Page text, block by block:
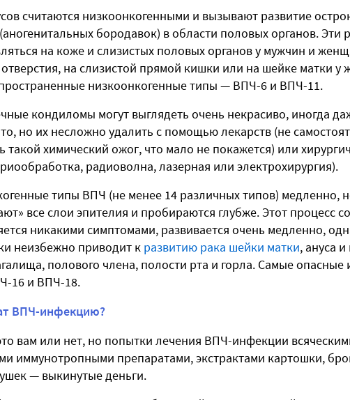
считаются низкоонкогенными и вызывают развитие
бородавок) в области половых органов. Эти
на коже и слизистых половых органов у мужчин и
на слизистой прямой кишки или на шейке матки у
низкоонкогенные типы — ВПЧ-6 и ВПЧ-11.
кондиломы могут выглядеть очень некрасиво, иногда
но их несложно удалить с помощью лекарств (не
такой химический ожог, что мало не покажется) или
радиоволна, лазерная или электрохирургия).
типы ВПЧ (не менее 14 различных типов) медленно,
все слои эпителия и пробираются глубже. Этот процесс
никакими симптомами, развивается очень медленно,
неизбежно приводит к развитию рака шейки матки, ануса
полового члена, полости рта и горла. Самые опасные
16 и ВПЧ-18.
ВПЧ-инфекцию?
вам или нет, но попытки лечения ВПЧ-инфекции
иммунотропными препаратами, экстрактами картошки,
— выкинутые деньги.